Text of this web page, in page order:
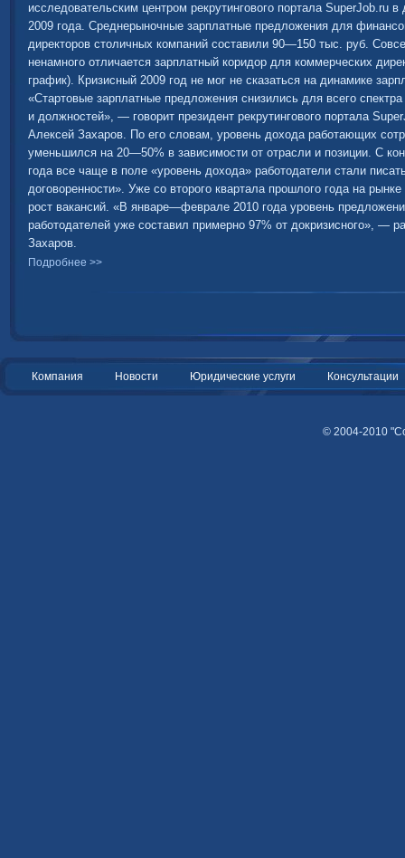
исследовательским центром рекрутингового портала SuperJob.ru в
2009 года. Среднерыночные зарплатные предложения для
директоров столичных компаний составили 90—150 тыс. руб.
ненамного отличается зарплатный коридор для коммерческих
график). Кризисный 2009 год не мог не сказаться на динамике
«Стартовые зарплатные предложения снизились для всего
и должностей», — говорит президент рекрутингового портала
Алексей Захаров. По его словам, уровень дохода работающих
уменьшился на 20—50% в зависимости от отрасли и позиции. С
года все чаще в поле «уровень дохода» работодатели стали
договоренности». Уже со второго квартала прошлого года на
рост вакансий. «В январе—феврале 2010 года уровень
работодателей уже составил примерно 97% от докризисного», —
Захаров.
Подробнее >>
Компания Новости Юридические услуги Консультации
© 2004-2010